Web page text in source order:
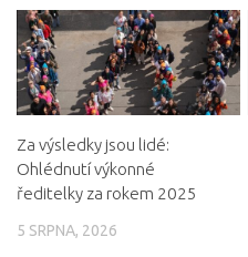
Za výsledky jsou lidé:
Ohlédnutí výkonné
ředitelky za rokem 2025
5 SRPNA, 2026